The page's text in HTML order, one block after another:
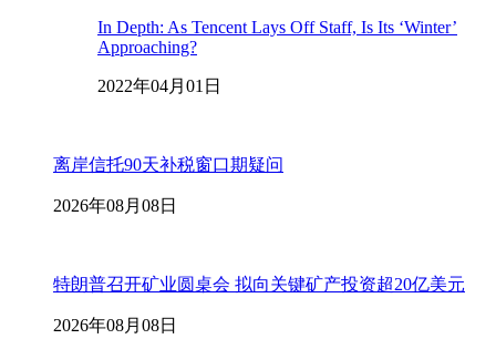
In Depth: As Tencent Lays Off Staff, Is Its ‘Winter’
Approaching?
2022年04月01日
离岸信托90天补税窗口期疑问
2026年08月08日
特朗普召开矿业圆桌会 拟向关键矿产投资超20亿美元
2026年08月08日